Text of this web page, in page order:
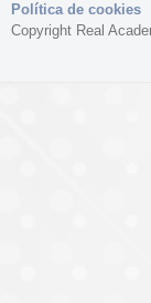
Política de cookies
Copyright Real